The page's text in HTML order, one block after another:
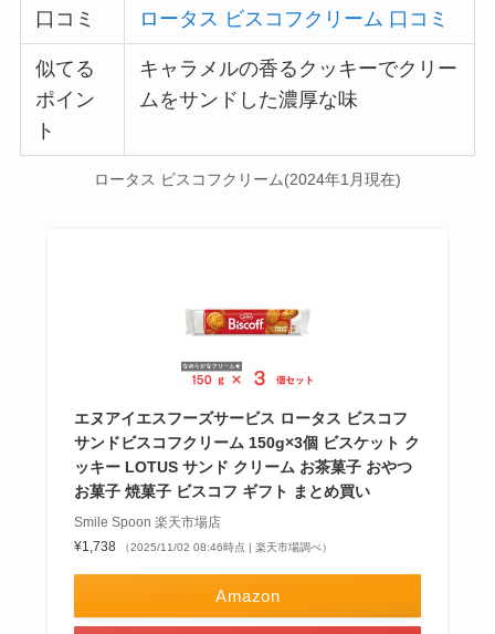
口コミ ロータス ビスコフクリーム 口コミ
似てる
ポイン
ト
キャラメルの香るクッキーでクリー
ムをサンドした濃厚な味
ロータス ビスコフクリーム(2024年1月現在)
エヌアイエスフーズサービス ロータス ビスコフ
サンドビスコフクリーム 150g×3個 ビスケット ク
ッキー LOTUS サンド クリーム お茶菓子 おやつ
お菓子 焼菓子 ビスコフ ギフト まとめ買い
Smile Spoon 楽天市場店
¥1,738
（2025/11/02 08:46時点 | 楽天市場調べ）
Amazon